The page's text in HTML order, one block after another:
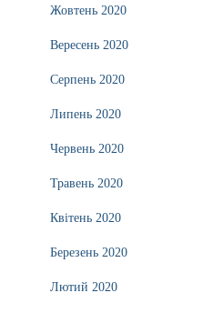
Жовтень 2020
Вересень 2020
Серпень 2020
Липень 2020
Червень 2020
Травень 2020
Квітень 2020
Березень 2020
Лютий 2020